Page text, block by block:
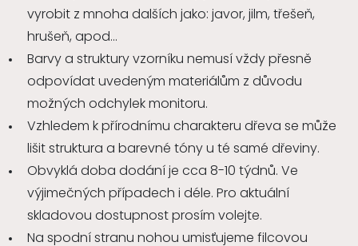
vyrobit z mnoha dalších jako: javor, jilm, třešeň,
hrušeň, apod...
Barvy a struktury vzorníku nemusí vždy přesně
odpovídat uvedeným materiálům z důvodu
možných odchylek monitoru.
Vzhledem k přírodnímu charakteru dřeva se může
lišit struktura a barevné tóny u té samé dřeviny.
Obvyklá doba dodání je cca 8-10 týdnů. Ve
výjimečných případech i déle. Pro aktuální
skladovou dostupnost prosím volejte.
Na spodní stranu nohou umisťujeme filcovou